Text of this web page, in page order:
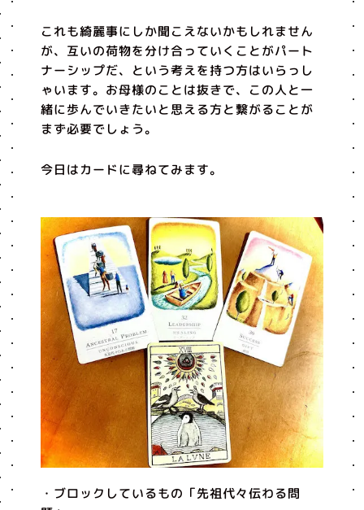
これも綺麗事にしか聞こえないかもしれません
が、互いの荷物を分け合っていくことがパート
ナーシップだ、という考えを持つ方はいらっし
ゃいます。お母様のことは抜きで、この人と一
緒に歩んでいきたいと思える方と繋がることが
まず必要でしょう。
今日はカードに尋ねてみます。
・ブロックしているもの「先祖代々伝わる問